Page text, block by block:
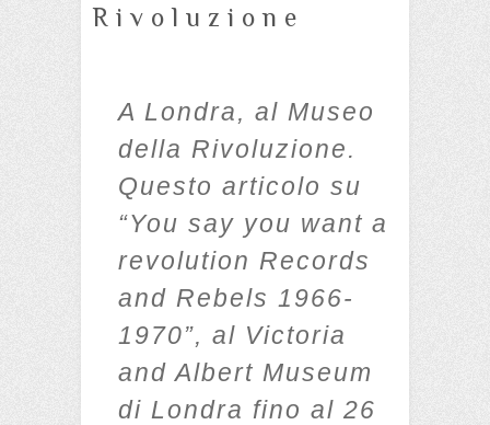
Rivoluzione
A Londra, al Museo
della Rivoluzione.
Questo articolo su
“You say you want a
revolution Records
and Rebels 1966-
1970”, al Victoria
and Albert Museum
di Londra fino al 26